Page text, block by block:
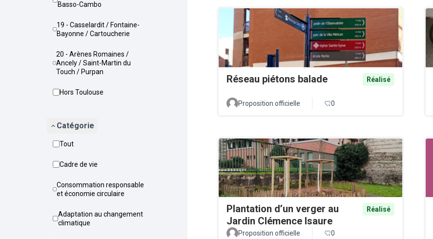
Basso-Cambo
19 - Casselardit / Fontaine-
Bayonne / Cartoucherie
20 - Arènes Romaines /
Ancely / Saint-Martin du
Touch / Purpan
Hors Toulouse
Catégorie
Tout
Cadre de vie
Consommation responsable
et économie circulaire
Adaptation au changement
climatique
Réseau piétons balade Réalisé
Proposition officielle 0
Plantation d’un verger au
Jardin Clémence Isaure
Réalisé
Proposition officielle 0